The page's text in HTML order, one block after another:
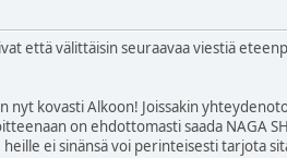
että välittäisin seuraavaa viestiä
nyt kovasti Alkoon! Joissakin
on ehdottomasti saada NAGA
ei sinänsä voi perinteisesti tarjota